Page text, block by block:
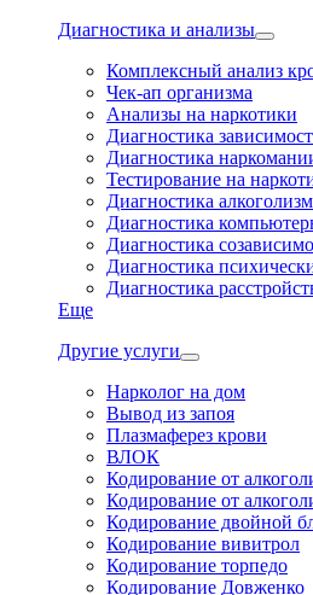
Диагностика и анализы
Комплексный анализ
Чек-ап организма
Анализы на наркотики
Диагностика
Диагностика
Тестирование на
Диагностика
Диагностика
Диагностика
Диагностика
Диагностика
Еще
Другие услуги
Нарколог на дом
Вывод из запоя
Плазмаферез крови
ВЛОК
Кодирование от
Кодирование от
Кодирование двойной
Кодирование вивитрол
Кодирование торпедо
Кодирование Довженко